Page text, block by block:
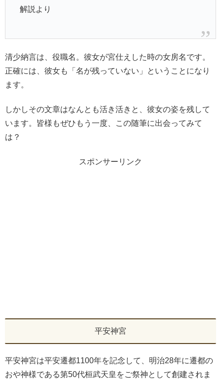
解説より
清少納言は、役職名。彼女が宮仕えした時の女房名です。
正確には、彼女も「名が残っていない」ということになり
ます。
しかしその文章はなんとも活き活きと、彼女の姿を残して
います。皆様もぜひもう一度、この随筆に出会ってみて
は？
スポンサーリンク
平安神宮
平安神宮は平安遷都1100年を記念して、明治28年に遷都の
おや神様である第50代桓武天皇をご祭神として創建されま